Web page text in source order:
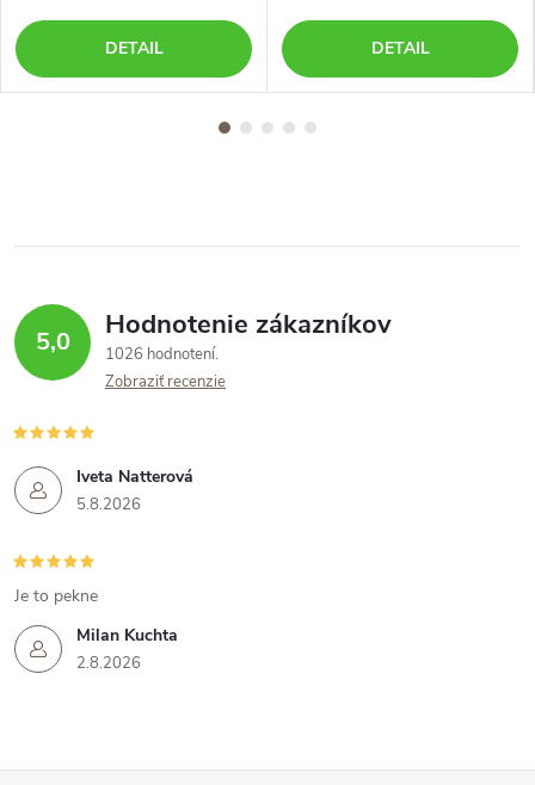
DETAIL DETAIL
5,0 Hodnotenie zákazníkov
1026 hodnotení
Zobraziť recenzie
Iveta Natterová
5.8.2026
Milan Kuchta
2.8.2026
Je to pekne